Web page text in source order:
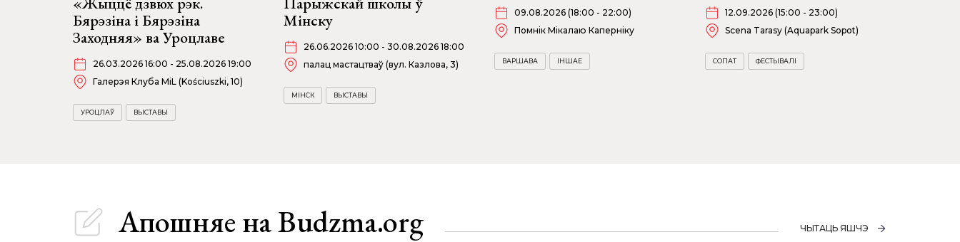
Бярэзіна і Бярэзіна
Заходняя» ва Уроцлаве
26.03.2026 16:00 - 25.08.2026 19:00
Галерэя Клуба MiL (Kościuszki, 10)
УРОЦЛАЎ ВЫСТАВЫ
Мінску
26.06.2026 10:00 - 30.08.2026 18:00
палац мастацтваў (вул. Казлова, 3)
МІНСК ВЫСТАВЫ
09.08.2026 (18:00 - 22:00)
Помнік Мікалаю Каперніку
ВАРШАВА ІНШАЕ
12.09.2026 (15:00 - 23:00)
Scena Tarasy (Aquapark Sopot)
СОПАТ ФЕСТЫВАЛІ
Апошняе на Budzma.org ЧЫТАЦЬ ЯШЧЭ